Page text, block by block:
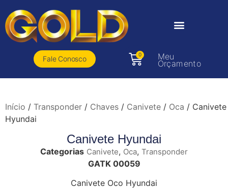
Fale Conosco
0 Meu
Orçamento
Início / Transponder / Chaves / Canivete / Oca / Canivete
Hyundai
Canivete Hyundai
Categorias Canivete, Oca, Transponder
GATK 00059
Canivete Oco Hyundai